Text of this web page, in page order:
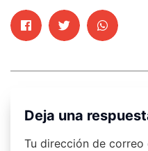
Deja una
Tu dirección de